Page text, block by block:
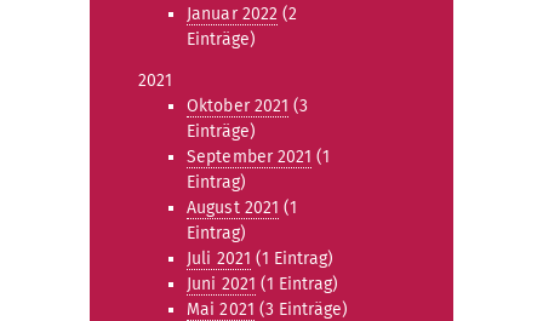
Januar 2022 (2
Einträge)
2021
Oktober 2021 (3
Einträge)
September 2021 (1
Eintrag)
August 2021 (1
Eintrag)
Juli 2021 (1 Eintrag)
Juni 2021 (1 Eintrag)
Mai 2021 (3 Einträge)